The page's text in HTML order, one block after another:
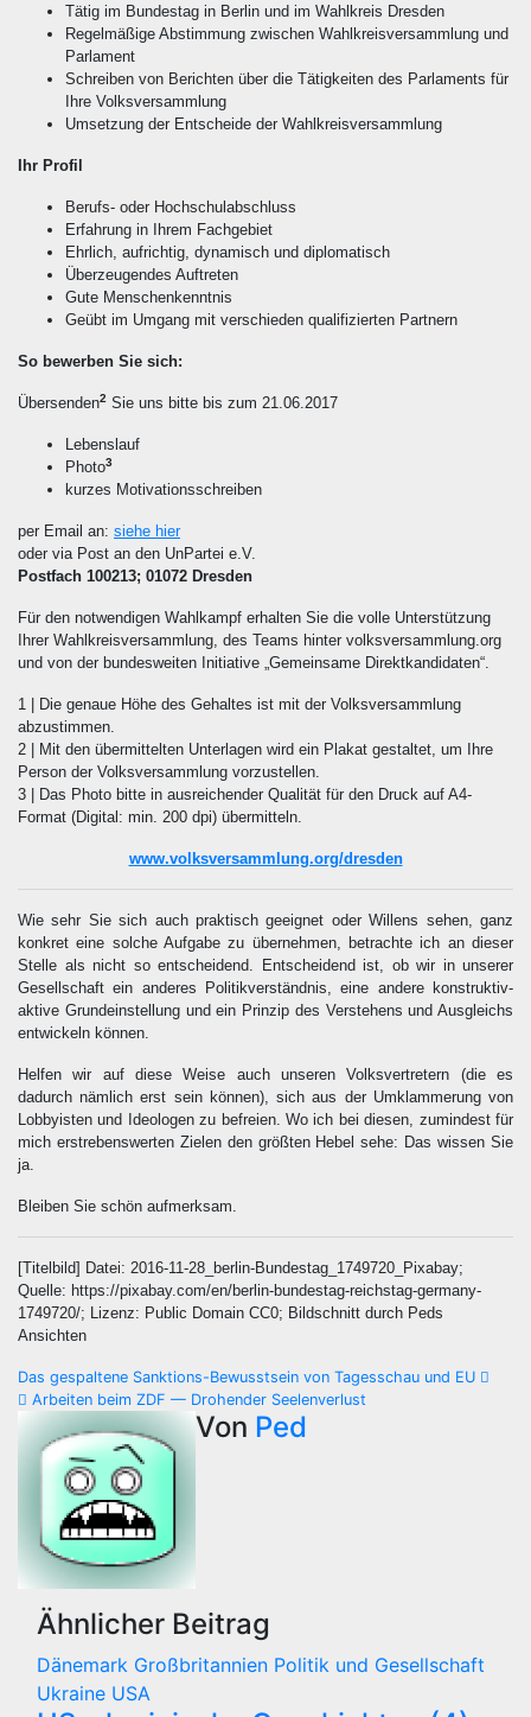
Tätig im Bundestag in Berlin und im Wahlkreis Dresden
Regelmäßige Abstimmung zwischen Wahlkreisversammlung und
Parlament
Schreiben von Berichten über die Tätigkeiten des Parlaments für
Ihre Volksversammlung
Umsetzung der Entscheide der Wahlkreisversammlung
Ihr Profil
Berufs- oder Hochschulabschluss
Erfahrung in Ihrem Fachgebiet
Ehrlich, aufrichtig, dynamisch und diplomatisch
Überzeugendes Auftreten
Gute Menschenkenntnis
Geübt im Umgang mit verschieden qualifizierten Partnern
So bewerben Sie sich:
Übersenden2 Sie uns bitte bis zum 21.06.2017
Lebenslauf
Photo3
kurzes Motivationsschreiben
per Email an: siehe hier
oder via Post an den UnPartei e.V.
Postfach 100213; 01072 Dresden
Für den notwendigen Wahlkampf erhalten Sie die volle Unterstützung
Ihrer Wahlkreisversammlung, des Teams hinter volksversammlung.org
und von der bundesweiten Initiative „Gemeinsame Direktkandidaten“.
1 | Die genaue Höhe des Gehaltes ist mit der Volksversammlung
abzustimmen.
2 | Mit den übermittelten Unterlagen wird ein Plakat gestaltet, um Ihre
Person der Volksversammlung vorzustellen.
3 | Das Photo bitte in ausreichender Qualität für den Druck auf A4-
Format (Digital: min. 200 dpi) übermitteln.
www.volksversammlung.org/dresden
Wie sehr Sie sich auch praktisch geeignet oder Willens sehen, ganz
konkret eine solche Aufgabe zu übernehmen, betrachte ich an dieser
Stelle als nicht so entscheidend. Entscheidend ist, ob wir in unserer
Gesellschaft ein anderes Politikverständnis, eine andere konstruktiv-
aktive Grundeinstellung und ein Prinzip des Verstehens und Ausgleichs
entwickeln können.
Helfen wir auf diese Weise auch unseren Volksvertretern (die es
dadurch nämlich erst sein können), sich aus der Umklammerung von
Lobbyisten und Ideologen zu befreien. Wo ich bei diesen, zumindest für
mich erstrebenswerten Zielen den größten Hebel sehe: Das wissen Sie
ja.
Bleiben Sie schön aufmerksam.
[Titelbild] Datei: 2016-11-28_berlin-Bundestag_1749720_Pixabay;
Quelle: https://pixabay.com/en/berlin-bundestag-reichstag-germany-
1749720/; Lizenz: Public Domain CC0; Bildschnitt durch Peds
Ansichten
Beitragsnavigation
Das gespaltene Sanktions-Bewusstsein von Tagesschau und EU
Arbeiten beim ZDF — Drohender Seelenverlust
Von Ped
Ähnlicher Beitrag
Dänemark Großbritannien Politik und Gesellschaft
Ukraine USA